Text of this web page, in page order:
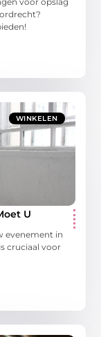
WINKELEN
U
evenement in
cruciaal voor